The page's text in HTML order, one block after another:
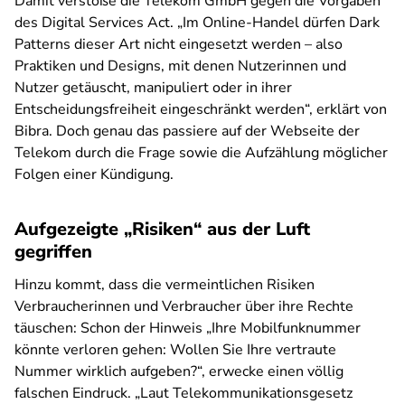
des Digital Services Act. „Im Online-Handel dürfen Dark
Patterns dieser Art nicht eingesetzt werden­ – also
Praktiken und Designs, mit denen Nutzerinnen und
Nutzer getäuscht, manipuliert oder in ihrer
Entscheidungsfreiheit eingeschränkt werden“, erklärt von
Bibra. Doch genau das passiere auf der Webseite der
Telekom durch die Frage sowie die Aufzählung möglicher
Folgen einer Kündigung.
Aufgezeigte „Risiken“ aus der Luft
gegriffen
Hinzu kommt, dass die vermeintlichen Risiken
Verbraucherinnen und Verbraucher über ihre Rechte
täuschen: Schon der Hinweis „Ihre Mobilfunknummer
könnte verloren gehen: Wollen Sie Ihre vertraute
Nummer wirklich aufgeben?“, erwecke einen völlig
falschen Eindruck. „Laut Telekommunikationsgesetz